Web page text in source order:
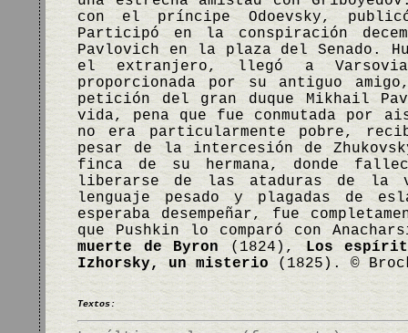
con el príncipe Odoevsky,
Participó en la conspiración
Pavlovich en la plaza del Senado.
el extranjero, llegó a
proporcionada por su antiguo
petición del gran duque Mikhail
vida, pena que fue conmutada por
no era particularmente pobre,
pesar de la intercesión de
finca de su hermana, donde
liberarse de las ataduras de la
lenguaje pesado y plagadas de
esperaba desempeñar, fue
que Pushkin lo comparó con
muerte de Byron (1824),Los
Izhorsky, un misterio (1825). ©
Textos: